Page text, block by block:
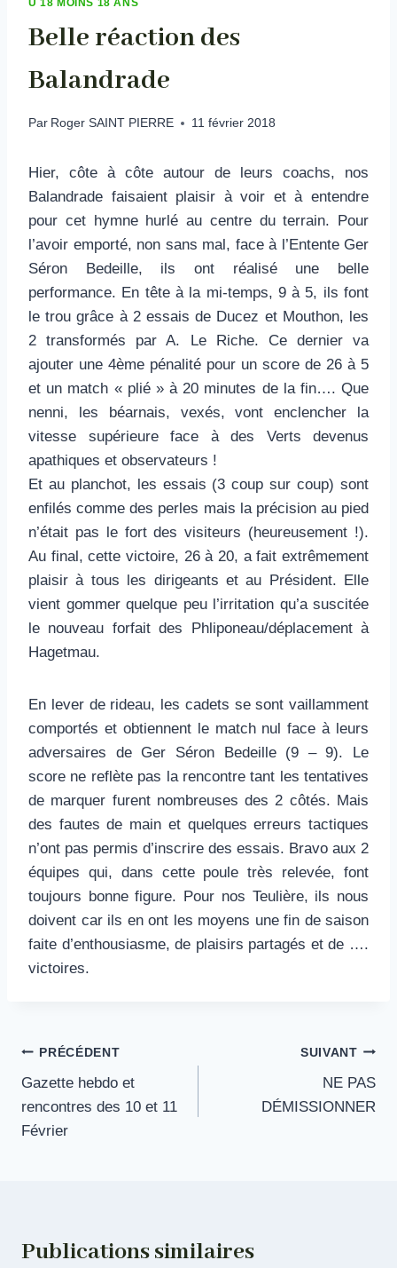
Belle réaction des
Balandrade
Par Roger SAINT PIERRE 11 février 2018
Hier, côte à côte autour de leurs coachs, nos
Balandrade faisaient plaisir à voir et à entendre
pour cet hymne hurlé au centre du terrain. Pour
l’avoir emporté, non sans mal, face à l’Entente Ger
Séron Bedeille, ils ont réalisé une belle
performance. En tête à la mi-temps, 9 à 5, ils font
le trou grâce à 2 essais de Ducez et Mouthon, les
2 transformés par A. Le Riche. Ce dernier va
ajouter une 4ème pénalité pour un score de 26 à 5
et un match « plié » à 20 minutes de la fin…. Que
nenni, les béarnais, vexés, vont enclencher la
vitesse supérieure face à des Verts devenus
apathiques et observateurs !
Et au planchot, les essais (3 coup sur coup) sont
enfilés comme des perles mais la précision au pied
n’était pas le fort des visiteurs (heureusement !).
Au final, cette victoire, 26 à 20, a fait extrêmement
plaisir à tous les dirigeants et au Président. Elle
vient gommer quelque peu l’irritation qu’a suscitée
le nouveau forfait des Phliponeau/déplacement à
Hagetmau.
En lever de rideau, les cadets se sont vaillamment
comportés et obtiennent le match nul face à leurs
adversaires de Ger Séron Bedeille (9 – 9). Le
score ne reflète pas la rencontre tant les tentatives
de marquer furent nombreuses des 2 côtés. Mais
des fautes de main et quelques erreurs tactiques
n’ont pas permis d’inscrire des essais. Bravo aux 2
équipes qui, dans cette poule très relevée, font
toujours bonne figure. Pour nos Teulière, ils nous
doivent car ils en ont les moyens une fin de saison
faite d’enthousiasme, de plaisirs partagés et de ….
victoires.
Navigation
de
l’article
PRÉCÉDENT
Gazette hebdo et
rencontres des 10 et 11
Février
SUIVANT
NE PAS
DÉMISSIONNER
Publications similaires